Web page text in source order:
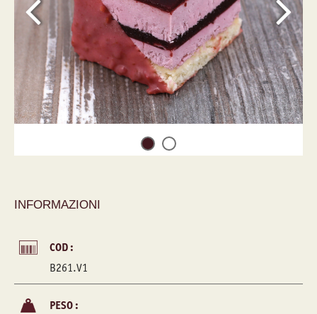
INFORMAZIONI
COD :
B261.V1
PESO :